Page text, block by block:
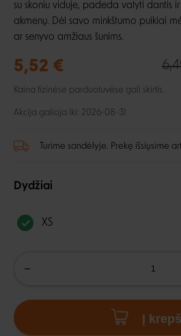
su skoniu viduje, padeda valyti dantis
akmenų. Dėl savo minkštumo puikiai
ar senyvo amžiaus šunims.
5,52 €
Kaina fizinėse parduotuvėse gali skirtis.
Akcija galioja iki: 2026-08-31
Turime sandėlyje. Prekę išsiųsime
Dydžiai
XS
Į